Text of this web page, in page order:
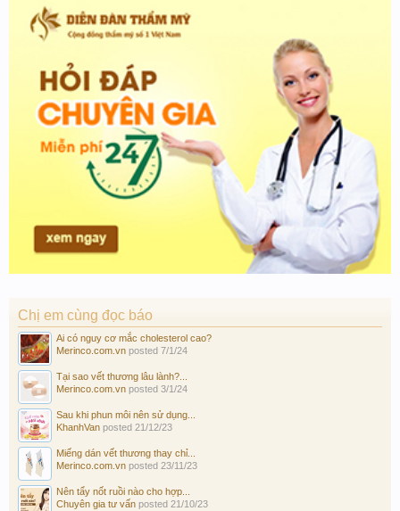
Chị em cùng đọc báo
Ai có nguy cơ mắc cholesterol cao?
Merinco.com.vn posted 7/1/24
Tại sao vết thương lâu lành?...
Merinco.com.vn posted 3/1/24
Sau khi phun môi nên sử dụng...
KhanhVan posted 21/12/23
Miếng dán vết thương thay chỉ...
Merinco.com.vn posted 23/11/23
Nên tẩy nốt ruồi nào cho hợp...
Chuyên gia tư vấn posted 21/10/23